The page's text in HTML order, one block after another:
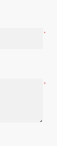
*
*